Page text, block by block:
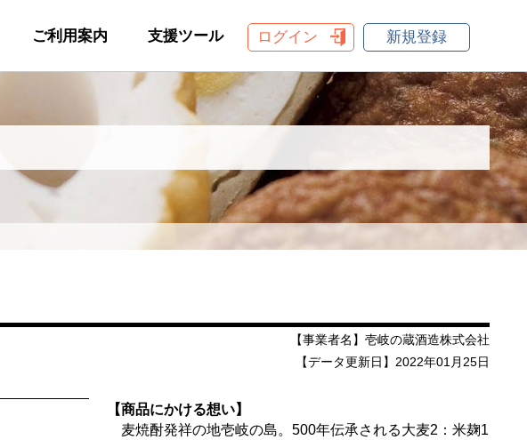
ご利用案内 支援ツール ログイン 新規登録
【事業者名】壱岐の蔵酒造株式会社
【データ更新日】2022年01月25日
【商品にかける想い】
麦焼酎発祥の地壱岐の島。500年伝承される大麦2：米麹1